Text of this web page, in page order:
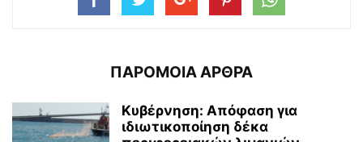
ΠΑΡΟΜΟΙΑ ΑΡΘΡΑ
Κυβέρνηση: Απόφαση για
ιδιωτικοποίηση δέκα